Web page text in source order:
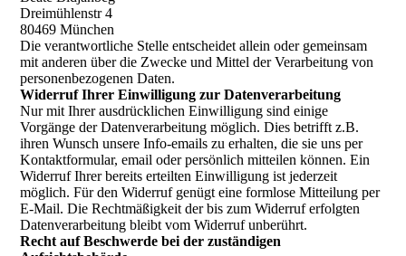
Dreimühlenstr 4
80469 München
Die verantwortliche Stelle entscheidet allein oder gemeinsam
mit anderen über die Zwecke und Mittel der Verarbeitung von
personenbezogenen Daten.
Widerruf Ihrer Einwilligung zur Datenverarbeitung
Nur mit Ihrer ausdrücklichen Einwilligung sind einige
Vorgänge der Datenverarbeitung möglich. Dies betrifft z.B.
ihren Wunsch unsere Info-emails zu erhalten, die sie uns per
Kontaktformular, email oder persönlich mitteilen können. Ein
Widerruf Ihrer bereits erteilten Einwilligung ist jederzeit
möglich. Für den Widerruf genügt eine formlose Mitteilung per
E-Mail. Die Rechtmäßigkeit der bis zum Widerruf erfolgten
Datenverarbeitung bleibt vom Widerruf unberührt.
Recht auf Beschwerde bei der zuständigen